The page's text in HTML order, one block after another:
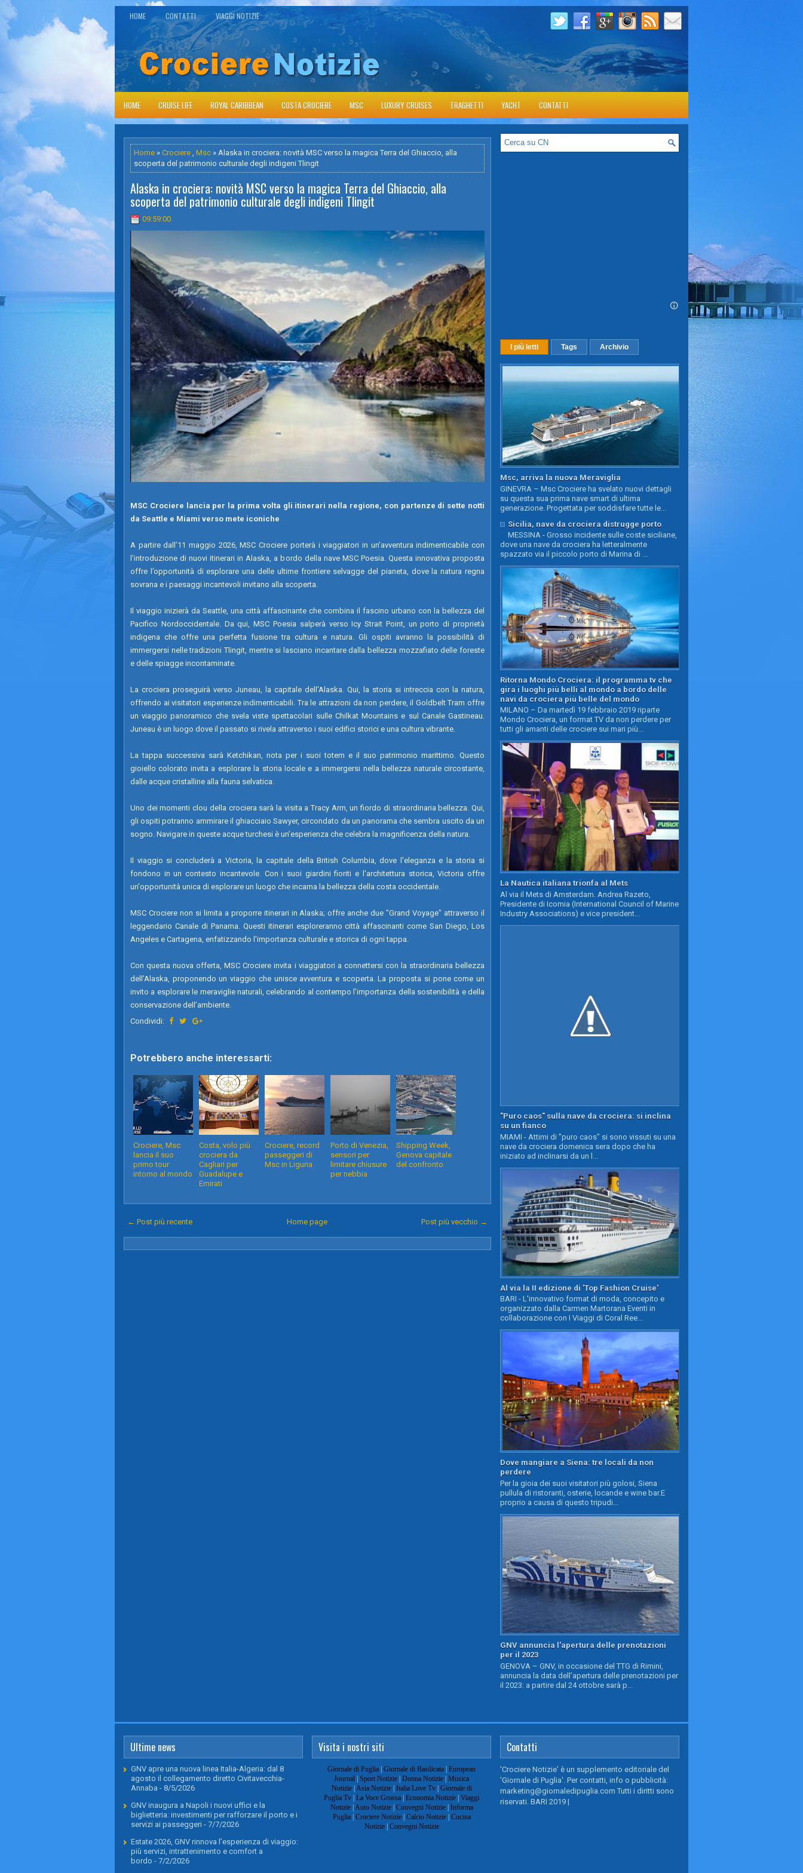
HOME CONTATTI VIAGGI NOTIZIE
HOME CRUISE LIFE ROYAL CARIBBEAN COSTA CROCIERE MSC LUXURY CRUISES TRAGHETTI YACHT CONTATTI
Home » Crociere , Msc » Alaska in crociera: novità MSC verso la magica Terra del Ghiaccio, alla
scoperta del patrimonio culturale degli indigeni Tlingit
Alaska in crociera: novità MSC verso la magica Terra del Ghiaccio, alla
scoperta del patrimonio culturale degli indigeni Tlingit
09:59:00
MSC Crociere lancia per la prima volta gli itinerari nella regione, con partenze di sette notti
da Seattle e Miami verso mete iconiche
A partire dall’11 maggio 2026, MSC Crociere porterà i viaggiatori in un’avventura indimenticabile con
l'introduzione di nuovi itinerari in Alaska, a bordo della nave MSC Poesia. Questa innovativa proposta
offre l’opportunità di esplorare una delle ultime frontiere selvagge del pianeta, dove la natura regna
sovrana e i paesaggi incantevoli invitano alla scoperta.
Il viaggio inizierà da Seattle, una città affascinante che combina il fascino urbano con la bellezza del
Pacifico Nordoccidentale. Da qui, MSC Poesia salperà verso Icy Strait Point, un porto di proprietà
indigena che offre una perfetta fusione tra cultura e natura. Gli ospiti avranno la possibilità di
immergersi nelle tradizioni Tlingit, mentre si lasciano incantare dalla bellezza mozzafiato delle foreste
e delle spiagge incontaminate.
La crociera proseguirà verso Juneau, la capitale dell'Alaska. Qui, la storia si intreccia con la natura,
offrendo ai visitatori esperienze indimenticabili. Tra le attrazioni da non perdere, il Goldbelt Tram offre
un viaggio panoramico che svela viste spettacolari sulle Chilkat Mountains e sul Canale Gastineau.
Juneau è un luogo dove il passato si rivela attraverso i suoi edifici storici e una cultura vibrante.
La tappa successiva sarà Ketchikan, nota per i suoi totem e il suo patrimonio marittimo. Questo
gioiello colorato invita a esplorare la storia locale e a immergersi nella bellezza naturale circostante,
dalle acque cristalline alla fauna selvatica.
Uno dei momenti clou della crociera sarà la visita a Tracy Arm, un fiordo di straordinaria bellezza. Qui,
gli ospiti potranno ammirare il ghiacciaio Sawyer, circondato da un panorama che sembra uscito da un
sogno. Navigare in queste acque turchesi è un’esperienza che celebra la magnificenza della natura.
Il viaggio si concluderà a Victoria, la capitale della British Columbia, dove l'eleganza e la storia si
fondono in un contesto incantevole. Con i suoi giardini fioriti e l'architettura storica, Victoria offre
un'opportunità unica di esplorare un luogo che incarna la bellezza della costa occidentale.
MSC Crociere non si limita a proporre itinerari in Alaska; offre anche due "Grand Voyage" attraverso il
leggendario Canale di Panama. Questi itinerari esploreranno città affascinanti come San Diego, Los
Angeles e Cartagena, enfatizzando l'importanza culturale e storica di ogni tappa.
Con questa nuova offerta, MSC Crociere invita i viaggiatori a connettersi con la straordinaria bellezza
dell’Alaska, proponendo un viaggio che unisce avventura e scoperta. La proposta si pone come un
invito a esplorare le meraviglie naturali, celebrando al contempo l’importanza della sostenibilità e della
conservazione dell’ambiente.
Condividi:
Potrebbero anche interessarti:
Crociere, Msc
lancia il suo
primo tour
intorno al mondo
Costa, volo più
crociera da
Cagliari per
Guadalupe e
Emirati
Crociere, record
passeggeri di
Msc in Liguria
Porto di Venezia,
sensori per
limitare chiusure
per nebbia
Shipping Week,
Genova capitale
del confronto
← Post più recente Post più vecchio →
Home page
I più letti Tags Archivio
Msc, arriva la nuova Meraviglia
GINEVRA – Msc Crociere ha svelato nuovi dettagli
su questa sua prima nave smart di ultima
generazione. Progettata per soddisfare tutte le...
Sicilia, nave da crociera distrugge porto
MESSINA - Grosso incidente sulle coste siciliane,
dove una nave da crociera ha letteralmente
spazzato via il piccolo porto di Marina di ...
Ritorna Mondo Crociera: il programma tv che
gira i luoghi più belli al mondo a bordo delle
navi da crociera più belle del mondo
MILANO – Da martedì 19 febbraio 2019 riparte
Mondo Crociera, un format TV da non perdere per
tutti gli amanti delle crociere sui mari più...
La Nautica italiana trionfa al Mets
Al via il Mets di Amsterdam. Andrea Razeto,
Presidente di Icomia (International Council of Marine
Industry Associations) e vice president...
"Puro caos" sulla nave da crociera: si inclina
su un fianco
MIAMI - Attimi di "puro caos" si sono vissuti su una
nave da crociera domenica sera dopo che ha
iniziato ad inclinarsi da un l...
Al via la II edizione di 'Top Fashion Cruise'
BARI - L'innovativo format di moda, concepito e
organizzato dalla Carmen Martorana Eventi in
collaborazione con I Viaggi di Coral Ree...
Dove mangiare a Siena: tre locali da non
perdere
Per la gioia dei suoi visitatori più golosi, Siena
pullula di ristoranti, osterie, locande e wine bar.E
proprio a causa di questo tripudi...
GNV annuncia l'apertura delle prenotazioni
per il 2023
GENOVA – GNV, in occasione del TTG di Rimini,
annuncia la data dell’apertura delle prenotazioni per
il 2023: a partire dal 24 ottobre sarà p...
Ultime news
GNV apre una nuova linea Italia-Algeria: dal 8
agosto il collegamento diretto Civitavecchia-
Annaba - 8/5/2026
GNV inaugura a Napoli i nuovi uffici e la
biglietteria: investimenti per rafforzare il porto e i
servizi ai passeggeri - 7/7/2026
Estate 2026, GNV rinnova l’esperienza di viaggio:
più servizi, intrattenimento e comfort a
bordo - 7/2/2026
Visita i nostri siti
Giornale di Puglia | Giornale di Basilicata | European
Journal | Sport Notizie | Donna Notizie | Musica
Notizie| Asia Notizie| Italia Love Tv| Giornale di
Puglia Tv | La Voce Grossa | Economia Notizie | Viaggi
Notizie| Auto Notizie| Convegni Notizie| Informa
Puglia| Crociere Notizie| Calcio Notizie| Cucina
Notizie| Convegni Notizie
Contatti
'Crociere Notizie' è un supplemento editoriale del
'Giornale di Puglia'. Per contatti, info o pubblicità:
marketing@giornaledipuglia.com Tutti i diritti sono
riservati. BARI 2019 |